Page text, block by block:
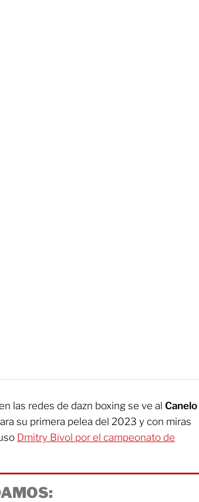
las redes de dazn boxing se ve al Canelo
su primera pelea del 2023 y con miras
Dmitry Bivol por el campeonato de